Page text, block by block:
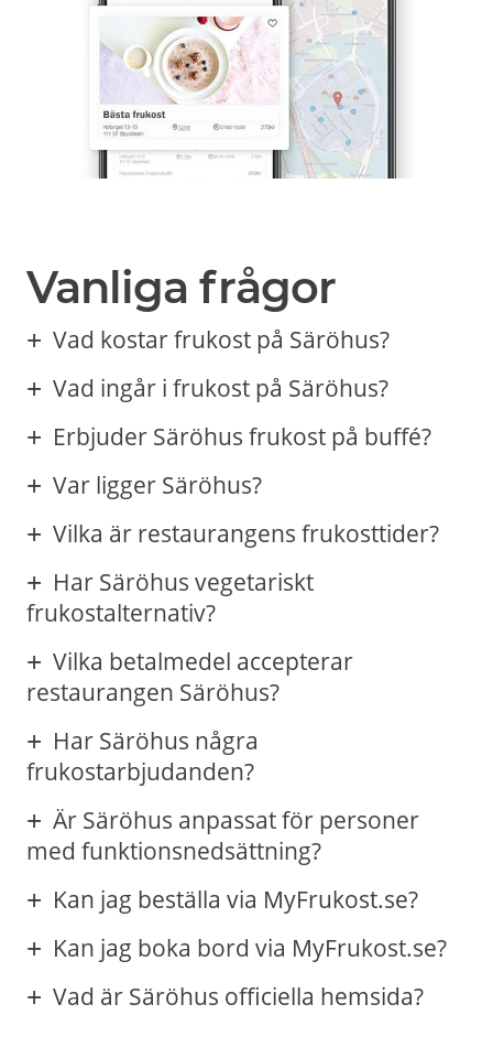
Vanliga frågor
Vad kostar frukost på Säröhus?
Vad ingår i frukost på Säröhus?
Erbjuder Säröhus frukost på buffé?
Var ligger Säröhus?
Vilka är restaurangens frukosttider?
Har Säröhus vegetariskt
frukostalternativ?
Vilka betalmedel accepterar
restaurangen Säröhus?
Har Säröhus några
frukostarbjudanden?
Är Säröhus anpassat för personer
med funktionsnedsättning?
Kan jag beställa via MyFrukost.se?
Kan jag boka bord via MyFrukost.se?
Vad är Säröhus officiella hemsida?